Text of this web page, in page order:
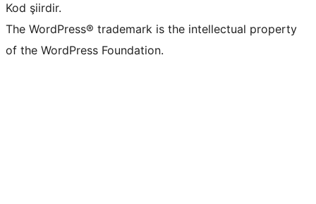
Kod şiirdir.
The WordPress® trademark is the intellectual property
of the WordPress Foundation.